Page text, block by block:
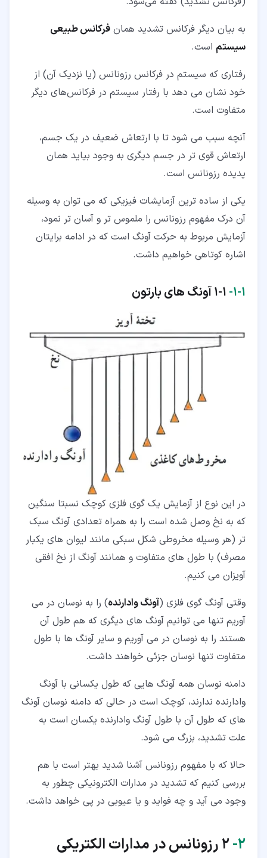
به بیان دیگر فرکانس تشدید همان فرکانس طبیعی
سیستم است.
رفتاری که سیستم در فرکانس رزونانس (یا نزدیک آن) از
خود نشان می دهد با رفتار سیستم در فرکانس‌های دیگر
متفاوت است.
آنچه سبب می شود تا با ارتعاش ضعیف در یک جسم،
ارتعاش قوی تر در جسم دیگری به وجود بیاید همان
پدیده رزونانس است.
یکی از ساده ترین آزمایشات فیزیکی که می توان به وسیله
آن درک مفهوم رزونانس را ملموس تر و آسان تر نمود،
آزمایش مربوط به حرکت آونگ است که در ادامه برایتان
اشاره کوتاهی خواهیم داشت.
۱‏-‏۱‏- 1-1 آونگ های بارتون
در این نوع از آزمایش یک گوی فلزی کوچک نسبتا سنگین
که به نخ وصل شده است را به همراه تعدادی آونگ سبک
تر (هر وسیله مخروطی شکل سبکی مانند لیوان های یکبار
مصرف) با طول های متفاوت و همانند آونگ از نخ افقی
آویزان می کنیم.
وقتی آونگ گوی فلزی (آونگ وادارنده) را به نوسان در می
آوریم تنها می توانیم آونگ های دیگری که هم طول آن
هستند را به نوسان در می آوریم و سایر آونگ ها با طول
متفاوت تنها نوسان جزئی خواهند داشت.
دامنه نوسان همه آونگ هایی که طول یکسانی با آونگ
وادارنده ندارند، کوچک است در حالی که دامنه نوسان آونگ
های که طول آن با طول آونگ وادارنده یکسان است به
علت تشدید، بزرگ می شود.
حالا که با مفهوم رزونانس آشنا شدید بهتر است با هم
بررسی کنیم که تشدید در مدارات الکترونیکی چطور به
وجود می آید و چه فواید و یا عیوبی در پی خواهد داشت.
۲‏- 2 رزونانس در مدارات الکتریکی